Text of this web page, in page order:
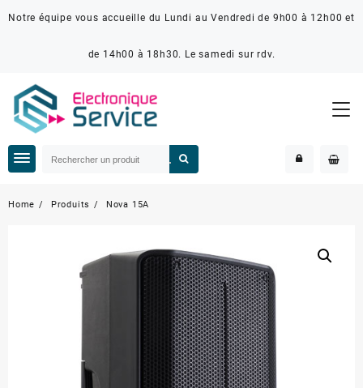
Notre équipe vous accueille du Lundi au Vendredi de 9h00 à 12h00 et
de 14h00 à 18h30. Le samedi sur rdv.
Home Produits Nova 15A